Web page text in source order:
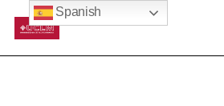
Spanish